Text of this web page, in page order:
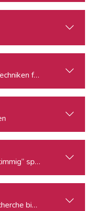
für TV und Web
sprechen
bis zur